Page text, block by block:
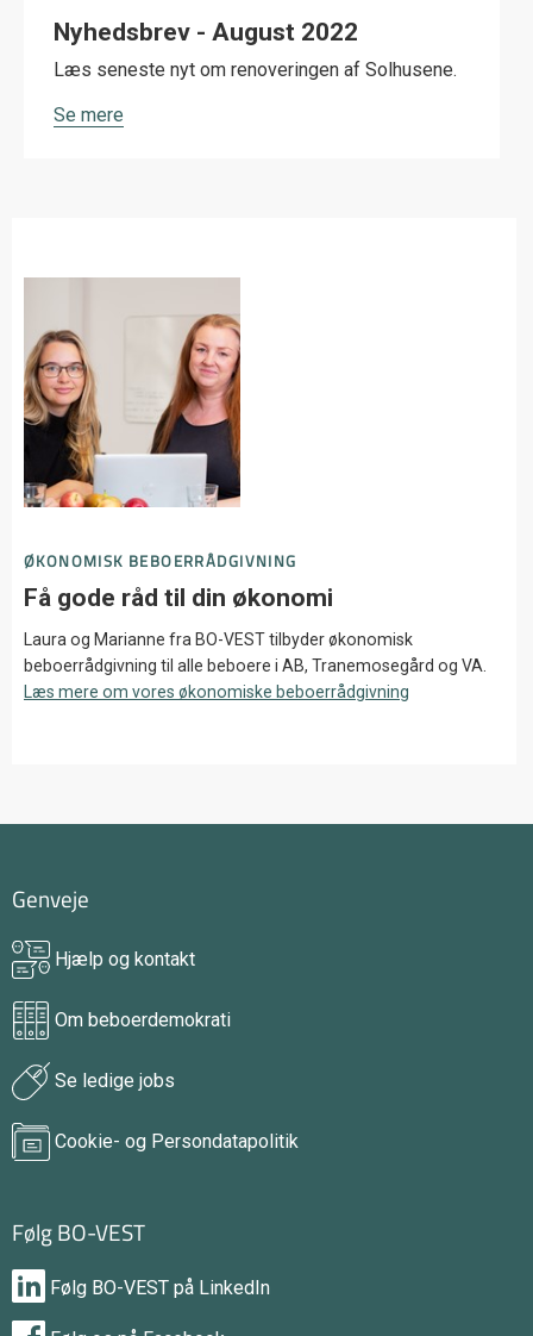
Nyhedsbrev - August 2022
Læs seneste nyt om renoveringen af Solhusene.
Se mere
ØKONOMISK BEBOERRÅDGIVNING
Få gode råd til din økonomi
Laura og Marianne fra BO-VEST tilbyder økonomisk
beboerrådgivning til alle beboere i AB, Tranemosegård og VA.
Læs mere om vores økonomiske beboerrådgivning
Genveje
Hjælp og kontakt
Om beboerdemokrati
Se ledige jobs
Cookie- og Persondatapolitik
Følg BO-VEST
Følg BO-VEST på LinkedIn